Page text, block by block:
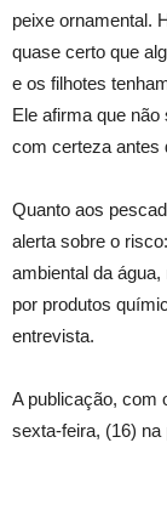
peixe ornamental.
quase certo que
e os filhotes
Ele afirma que
com certeza antes
Quanto aos
alerta sobre o
ambiental da
por produtos
entrevista.
A publicação, com
sexta-feira, (16) na